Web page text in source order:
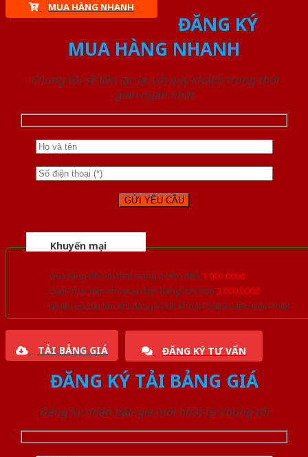
MUA HÀNG NHANH
ĐĂNG KÝ
MUA HÀNG NHANH
Chúng tôi sẽ liên lạc lại với quý khách trong thời
gian ngắn nhất
Khuyến mại
Quà tặng đồ nội thất trang trí lên đến 1.000.000đ
Giảm trực tiếp khi mua đơn hàng lớn hơn 3.000.000đ
Nhiều ưu đãi lớn khi đăng ký tài khoản thành viên thân thiết
TẢI BẢNG GIÁ ĐĂNG KÝ TƯ VẤN
ĐĂNG KÝ TẢI BẢNG GIÁ
Đăng ký nhận báo giá mới nhất từ chúng tôi